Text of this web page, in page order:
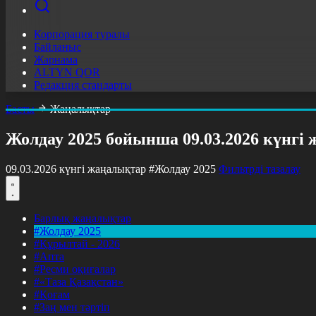
Корпорация туралы
Байланыс
Жарнама
ALTYN QOR
Редакция стандарты
Басты
Жаңалықтар
Жолдау 2025 бойынша 09.03.2026 күнгі
09.03.2026 күнгі жаңалықтар #Жолдау 2025 Фильтрді тазалау
Барлық жаңалықтар
#Жолдау 2025
#Құрылтай - 2026
#Апта
#Ресми оқиғалар
#«Таза Қазақстан»
#Қоғам
#Заң мен тәртіп